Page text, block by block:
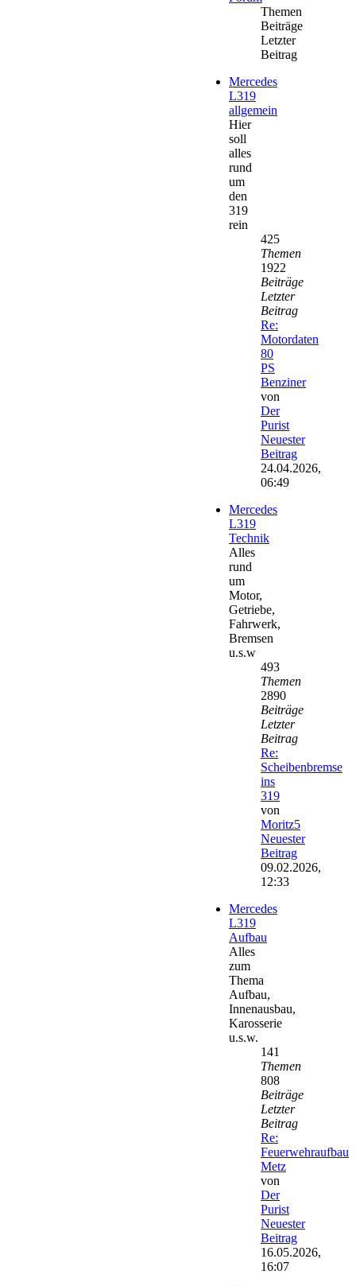
Themen
Beiträge
Letzter
Beitrag
Mercedes
L319
allgemein
Hier
soll
alles
rund
um
den
319
rein
425
Themen
1922
Beiträge
Letzter
Beitrag
Re:
Motordaten
80
PS
Benziner
von
Der
Purist
Neuester
Beitrag
24.04.2026,
06:49
Mercedes
L319
Technik
Alles
rund
um
Motor,
Getriebe,
Fahrwerk,
Bremsen
u.s.w
493
Themen
2890
Beiträge
Letzter
Beitrag
Re:
Scheibenbremse
ins
319
von
Moritz5
Neuester
Beitrag
09.02.2026,
12:33
Mercedes
L319
Aufbau
Alles
zum
Thema
Aufbau,
Innenausbau,
Karosserie
u.s.w.
141
Themen
808
Beiträge
Letzter
Beitrag
Re:
Feuerwehraufbau
Metz
von
Der
Purist
Neuester
Beitrag
16.05.2026,
16:07